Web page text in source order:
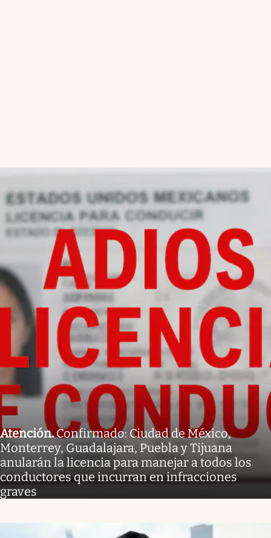
Atención.Confirmado: Ciudad de México,
Monterrey, Guadalajara, Puebla y Tijuana
anularán la licencia para manejar a todos los
conductores que incurran en infracciones
graves